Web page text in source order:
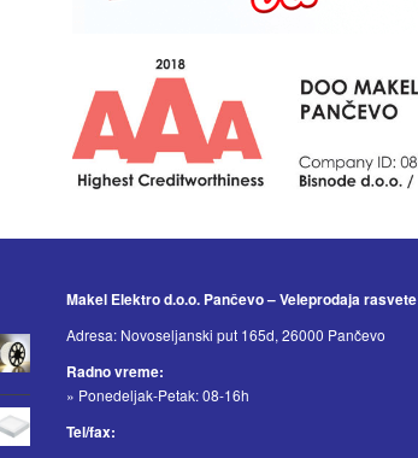
Makel Elektro d.o.o. Pančevo – Veleprodaja rasvete
Adresa: Novoseljanski put 165d, 26000 Pančevo
Radno vreme:
» Ponedeljak-Petak: 08-16h
Tel/fax: